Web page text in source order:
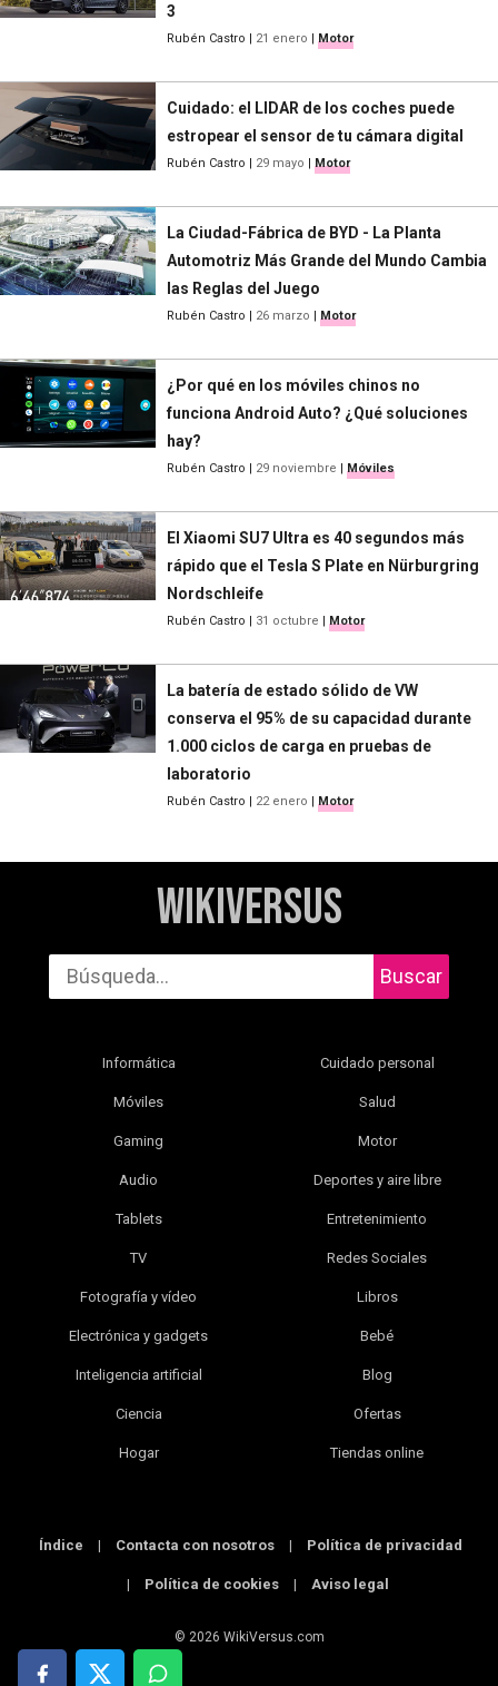
3
Rubén Castro 21 enero Motor
Cuidado: el LIDAR de los coches puede
estropear el sensor de tu cámara digital
Rubén Castro 29 mayo Motor
La Ciudad-Fábrica de BYD - La Planta
Automotriz Más Grande del Mundo Cambia
las Reglas del Juego
Rubén Castro 26 marzo Motor
¿Por qué en los móviles chinos no
funciona Android Auto? ¿Qué soluciones
hay?
Rubén Castro 29 noviembre Móviles
El Xiaomi SU7 Ultra es 40 segundos más
rápido que el Tesla S Plate en Nürburgring
Nordschleife
Rubén Castro 31 octubre Motor
La batería de estado sólido de VW
conserva el 95% de su capacidad durante
1.000 ciclos de carga en pruebas de
laboratorio
Rubén Castro 22 enero Motor
WikiVersus
Buscar
Informática
Móviles
Gaming
Audio
Tablets
TV
Fotografía y vídeo
Electrónica y gadgets
Inteligencia artificial
Ciencia
Hogar
Cuidado personal
Salud
Motor
Deportes y aire libre
Entretenimiento
Redes Sociales
Libros
Bebé
Blog
Ofertas
Tiendas online
Índice | Contacta con nosotros | Política de privacidad
| Política de cookies | Aviso legal
© 2026 WikiVersus.com